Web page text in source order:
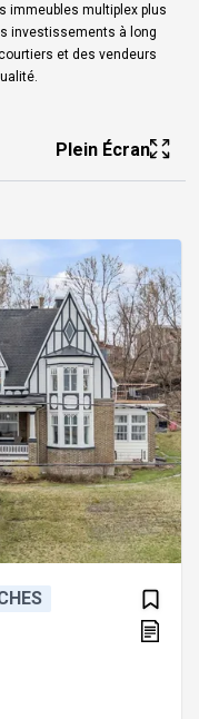
immeubles multiplex plus
investissements à long
et des vendeurs
Plein Écran